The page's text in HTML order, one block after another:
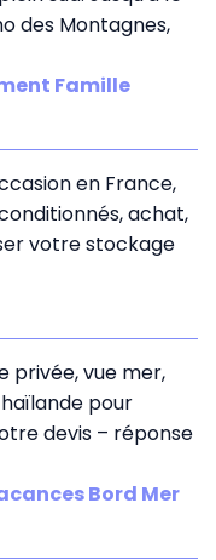
des Montagnes,
Famille
en France,
achat,
votre stockage
privée, vue mer,
pour
devis – réponse
Bord Mer